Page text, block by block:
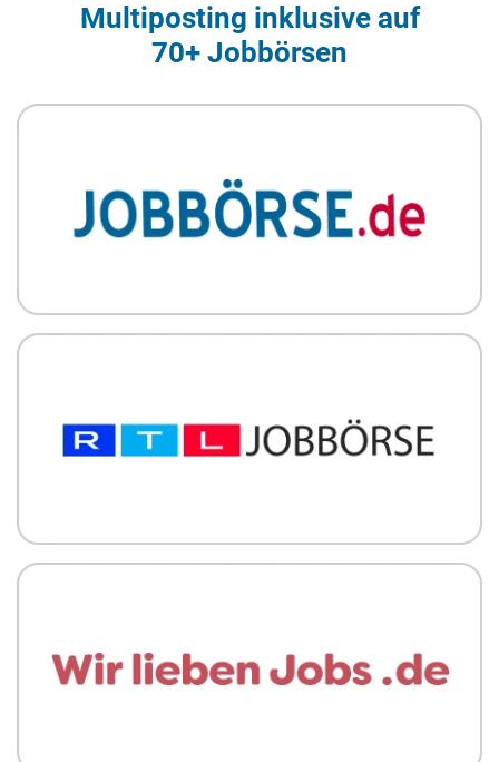
Multiposting inklusive auf
70+ Jobbörsen